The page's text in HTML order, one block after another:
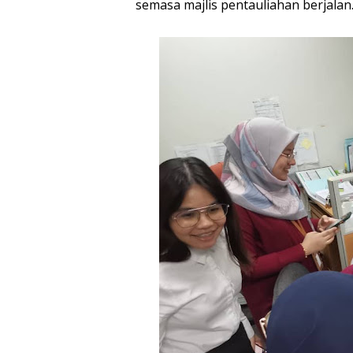
semasa majlis pentauliahan